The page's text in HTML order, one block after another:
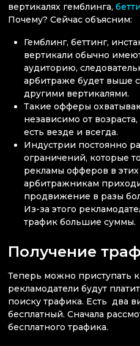
вертикалях гемблинга,
Почему? Сейчас объясним:
Гемблинг, беттинг,
вертикали обычно
аудиторию,
арбитраже будет выше
другими вертикалями.
Такие офферы
независимо от
есть везде и всегда.
Индустрии постоянно
ограничений, которые
рекламы офферов в этих
арбитражникам
продвижение в разы
Из-за этого
трафик большие суммы.
Получение
Теперь можно приступать к
рекламодатели будут
поиску трафика. Есть два
бесплатный. Сначала
бесплатного трафика.